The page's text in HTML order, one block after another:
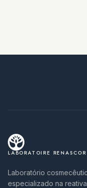
LABORATOIRE RENASCOR
Laboratório
especializado na